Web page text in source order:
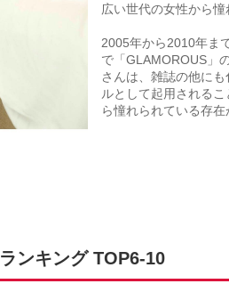
広い世代の女性から憧
2005年から2010年ま
で「GLAMOROUS」
さんは、雑誌の他に
ルとして起用される
ら憧れられている存在
ンキング TOP6-10